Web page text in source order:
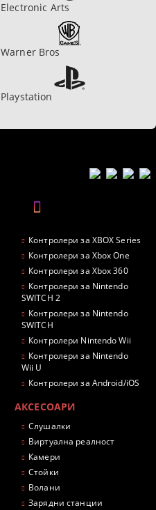
Electronic Arts
Warner Bros
Playstation
Контролери за XBOX Series
Контролери за Xbox One
Контролери за Xbox 360
Контролери за Nintendo
SWITCH 2
Контролери за Nintendo
SWITCH
Контролери Nintendo Wii
Контролери за Nintendo
Wii U
Контролери за Android/iOS
АКСЕСОАРИ
Слушалки
Виртуална реалност
Камери
Стойки
Волани
Зарядни станции